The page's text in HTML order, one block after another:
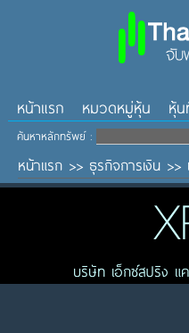
หน้าแรก หมวดหมู่หุ้น หุ้
ค้นหาหลักทรัพย์ :
หน้าแรก >> ธุรกิจการเงิน >>
บริษัท เอ็กซ์สปริง